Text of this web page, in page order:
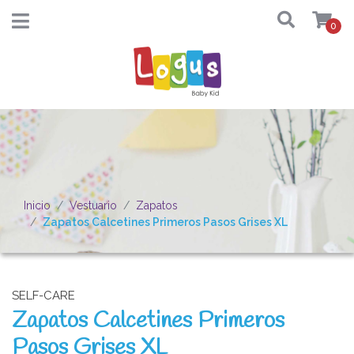
0
Inicio Vestuario
Zapatos
Zapatos Calcetines Primeros Pasos Grises XL
SELF-CARE
Zapatos Calcetines Primeros